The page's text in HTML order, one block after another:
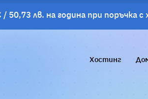
50,73 лв. на година при поръчка с
планове! ВИЖΤΕ ПОВЕЧЕ
Хостинг